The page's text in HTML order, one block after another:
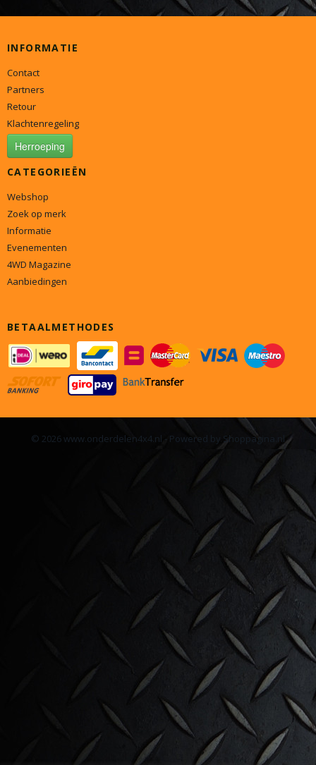
INFORMATIE
Contact
Partners
Retour
Klachtenregeling
Herroeping
CATEGORIEËN
Webshop
Zoek op merk
Informatie
Evenementen
4WD Magazine
Aanbiedingen
BETAALMETHODES
© 2026 www.onderdelen4x4.nl - Powered by Shoppagina.nl